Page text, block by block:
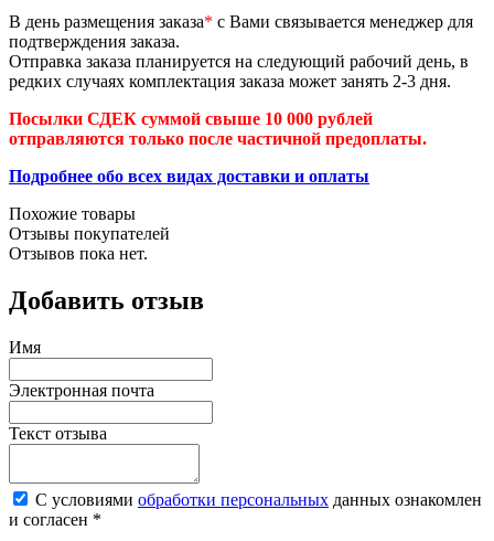
В день размещения заказа* с Вами связывается менеджер для
подтверждения заказа.
Отправка заказа планируется на следующий рабочий день, в
редких случаях комплектация заказа может занять 2-3 дня.
Посылки СДЕК суммой свыше 10 000 рублей
отправляются только после частичной предоплаты.
Подробнее обо всех видах доставки и оплаты
Похожие товары
Отзывы покупателей
Отзывов пока нет.
Добавить отзыв
Имя
Электронная почта
Текст отзыва
С условиями обработки персональных данных ознакомлен
и согласен *